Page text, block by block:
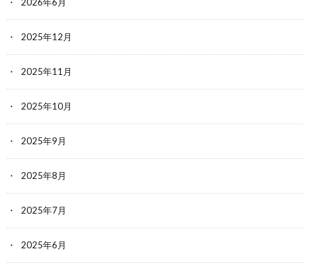
2025年12月
2025年11月
2025年10月
2025年9月
2025年8月
2025年7月
2025年6月